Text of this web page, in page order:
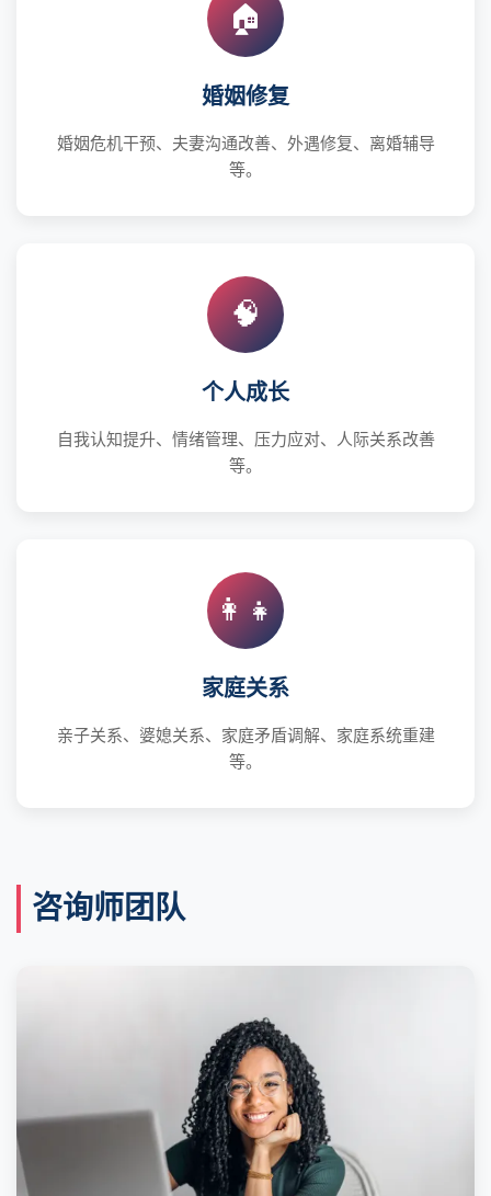
🏠
婚姻修复
婚姻危机干预、夫妻沟通改善、外遇修复、离婚辅导
等。
🧠
个人成长
自我认知提升、情绪管理、压力应对、人际关系改善
等。
👨‍👩‍👧‍👦
家庭关系
亲子关系、婆媳关系、家庭矛盾调解、家庭系统重建
等。
咨询师团队